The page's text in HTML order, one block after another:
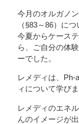
今月のオルガノ
（§83～86）に
今夏からケース
ら、ご自分の体
ーでした。
レメディは、Ph-
ィについて学びま
レメディのエネ
んのイメージが